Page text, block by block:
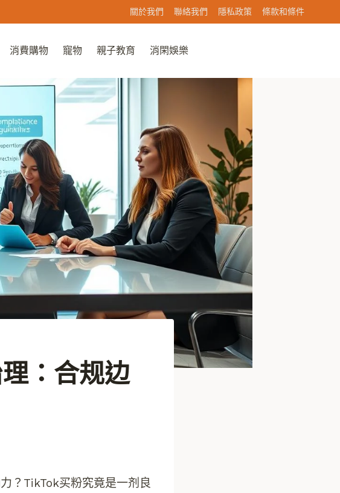
關於我們 聯絡我們 隱私政策 條款和條件
消費購物 寵物 親子教育 消閑娛樂
：合规边
？TikTok买粉究竟是一剂良